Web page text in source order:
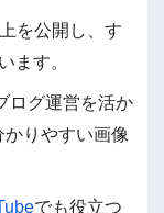
を公開し、す
ます。
ログ運営を活か
りやすい画像
でも役立つ